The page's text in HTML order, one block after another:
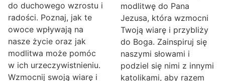
do duchowego wzrostu i
radości. Poznaj, jak te
owoce wpływają na
nasze życie oraz jak
modlitwa może pomóc
w ich urzeczywistnieniu.
Wzmocnij swoją wiarę i
modlitwę do Pana
Jezusa, która wzmocni
Twoją wiarę i przybliży
do Boga. Zainspiruj się
naszymi słowami i
podziel się nimi z innymi
katolikami, aby razem